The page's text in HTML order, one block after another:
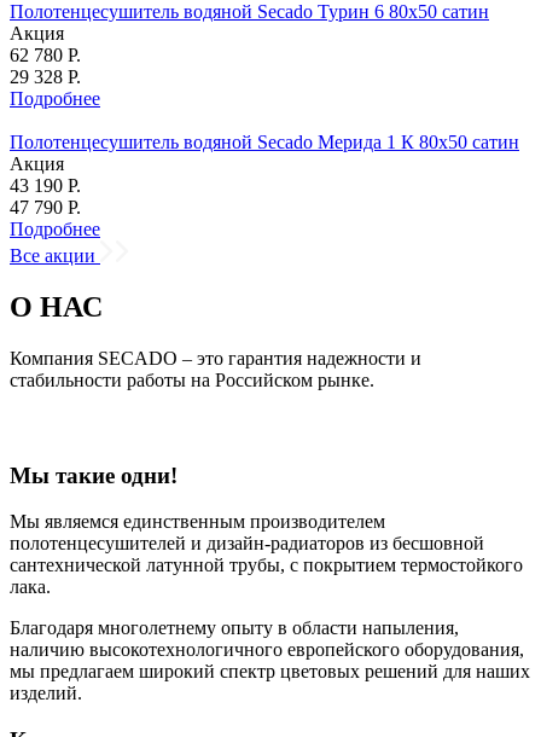
Полотенцесушитель водяной Secado Турин 6 80x50 сатин
Акция
62 780 Р.
29 328 Р.
Подробнее
Полотенцесушитель водяной Secado Мерида 1 К 80x50 сатин
Акция
43 190 Р.
47 790 Р.
Подробнее
Все акции
О НАС
Компания SECADO – это гарантия надежности и
стабильности работы на Российском рынке.
Мы такие одни!
Мы являемся единственным производителем
полотенцесушителей и дизайн-радиаторов из бесшовной
сантехнической латунной трубы, с покрытием термостойкого
лака.
Благодаря многолетнему опыту в области напыления,
наличию высокотехнологичного европейского оборудования,
мы предлагаем широкий спектр цветовых решений для наших
изделий.